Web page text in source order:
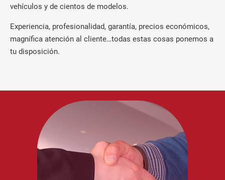
vehículos y de cientos de modelos.
Experiencia, profesionalidad, garantía, precios económicos,
magnífica atención al cliente…todas estas cosas ponemos a
tu disposición.